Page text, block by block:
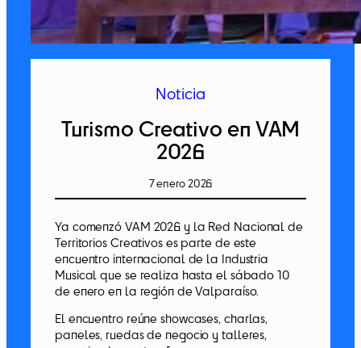
Noticia
Turismo Creativo en VAM
2026
7 enero 2026
Ya comenzó VAM 2026 y la Red Nacional de
Territorios Creativos es parte de este
encuentro internacional de la Industria
Musical que se realiza hasta el sábado 10
de enero en la región de Valparaíso.
El encuentro reúne showcases, charlas,
paneles, ruedas de negocio y talleres,